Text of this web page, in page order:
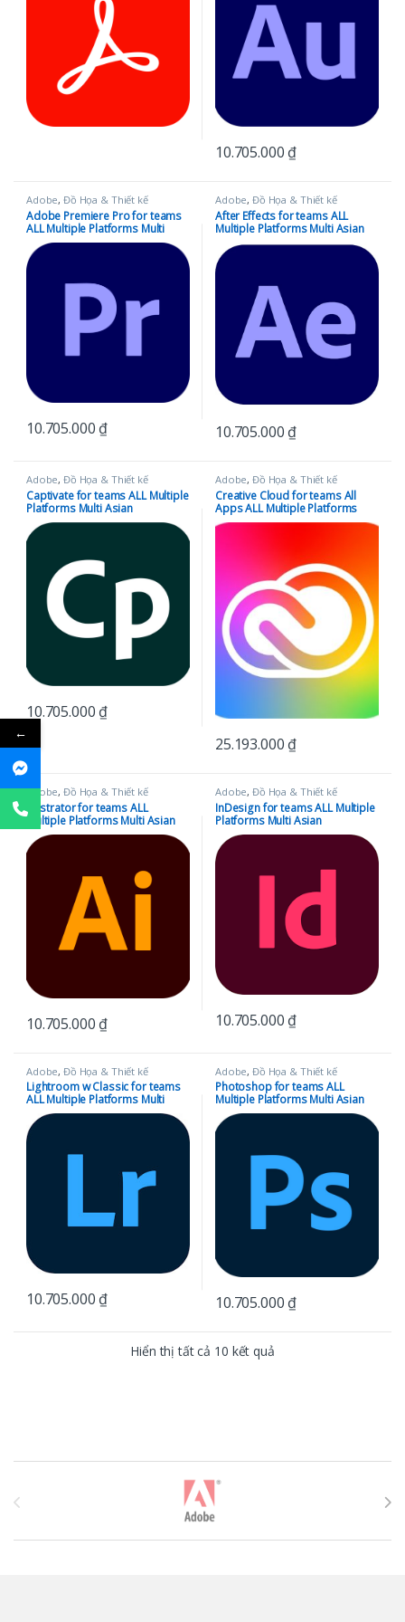
10.705.000 ₫
Adobe,Đồ Họa & Thiết kế
Adobe Premiere Pro for teams
ALL Multiple Platforms Multi
Asian Languages Subscription
New 12 Months
10.705.000 ₫
Adobe,Đồ Họa & Thiết kế
After Effects for teams ALL
Multiple Platforms Multi Asian
Languages Subscription New 12
Months
10.705.000 ₫
Adobe,Đồ Họa & Thiết kế
Captivate for teams ALL Multiple
Platforms Multi Asian
Languages Subscription New 12
Months
10.705.000 ₫
Adobe,Đồ Họa & Thiết kế
Creative Cloud for teams All
Apps ALL Multiple Platforms
Multi Asian Languages
25.193.000 ₫
Adobe,Đồ Họa & Thiết kế
Illustrator for teams ALL
Multiple Platforms Multi Asian
Languages Subscription New 12
Months
10.705.000 ₫
Adobe,Đồ Họa & Thiết kế
InDesign for teams ALL Multiple
Platforms Multi Asian
Languages Subscription New 12
Months
10.705.000 ₫
Adobe,Đồ Họa & Thiết kế
Lightroom w Classic for teams
ALL Multiple Platforms Multi
Asian Languages Subscription
New 12 Months
10.705.000 ₫
Adobe,Đồ Họa & Thiết kế
Photoshop for teams ALL
Multiple Platforms Multi Asian
Languages Subscription New 12
Months
10.705.000 ₫
Hiển thị tất cả 10 kết quả
ư
←